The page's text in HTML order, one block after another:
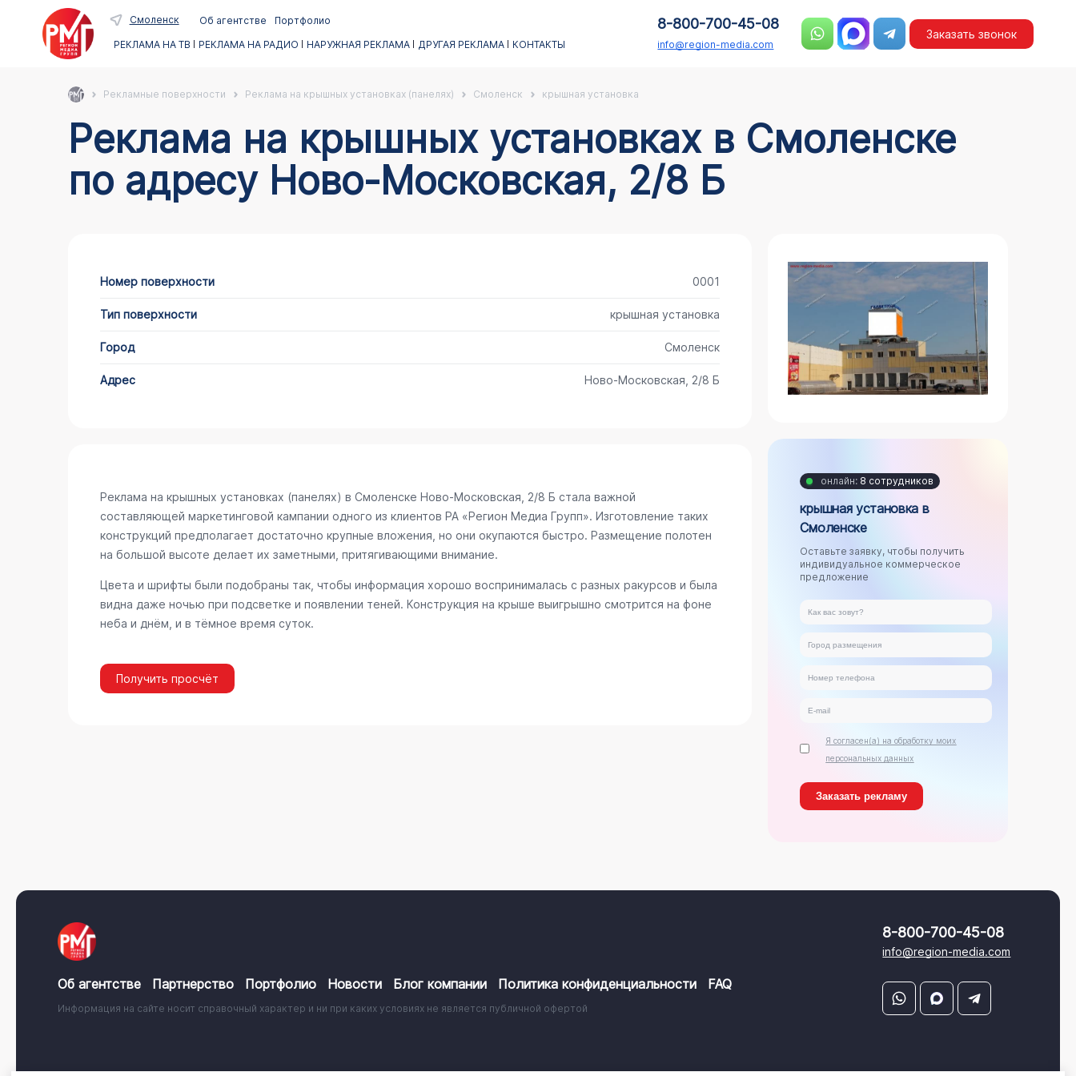
Смоленск Об агентстве
Портфолио
РЕКЛАМА НА ТВ
РЕКЛАМА НА РАДИО НАРУЖНАЯ РЕКЛАМА ДРУГАЯ РЕКЛАМА КОНТАКТЫ
8-800-700-45-08
info@region-media.com
Заказать звонок
Рекламные поверхности Реклама на крышных установках (панелях) Смоленск крышная установка
Реклама на крышных установках в Смоленске
по адресу Ново-Московская, 2/8 Б
Номер поверхности 0001
Тип поверхности крышная установка
Город Смоленск
Адрес Ново-Московская, 2/8 Б
Реклама на крышных установках (панелях) в Смоленске Ново-Московская, 2/8 Б стала важной
составляющей маркетинговой кампании одного из клиентов РА «Регион Медиа Групп». Изготовление таких
конструкций предполагает достаточно крупные вложения, но они окупаются быстро. Размещение полотен
на большой высоте делает их заметными, притягивающими внимание.
Цвета и шрифты были подобраны так, чтобы информация хорошо воспринималась с разных ракурсов и была
видна даже ночью при подсветке и появлении теней. Конструкция на крыше выигрышно смотрится на фоне
неба и днём, и в тёмное время суток.
Получить просчёт
онлайн: 8 сотрудников
крышная установка в
Смоленске
Оставьте заявку, чтобы получить
индивидуальное коммерческое
предложение
Я согласен(а) на обработку моих
персональных данных
8-800-700-45-08
info@region-media.com
Об агентстве Партнерство Портфолио Новости Блог компании Политика конфиденциальности FAQ
Информация на сайте носит справочный характер и ни при каких условиях не является публичной офертой